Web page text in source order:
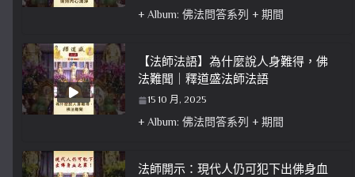
+ Album: 佛法問答系列 + 期間
【法師法語】為什麼說人身難得，佛
法難聞｜釋道盛法師法語
15 10 月, 2025
+ Album: 佛法問答系列 + 期間
法師開示：現代人仍可犯下出佛身血